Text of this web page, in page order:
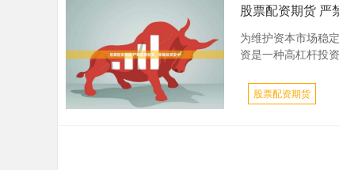
股票配资期货 严
为维护资本市场稳
资是一种高杠杆投
股票配资期货